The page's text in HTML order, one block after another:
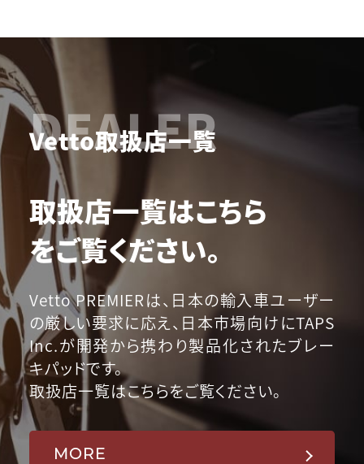
DEALER
Vetto取扱店一覧
取扱店一覧はこちら
をご覧ください。
Vetto PREMIERは、日本の輸入車ユーザー
の厳しい要求に応え、日本市場向けにTAPS
Inc.が開発から携わり製品化されたブレー
キパッドです。
取扱店一覧はこちらをご覧ください。
MORE